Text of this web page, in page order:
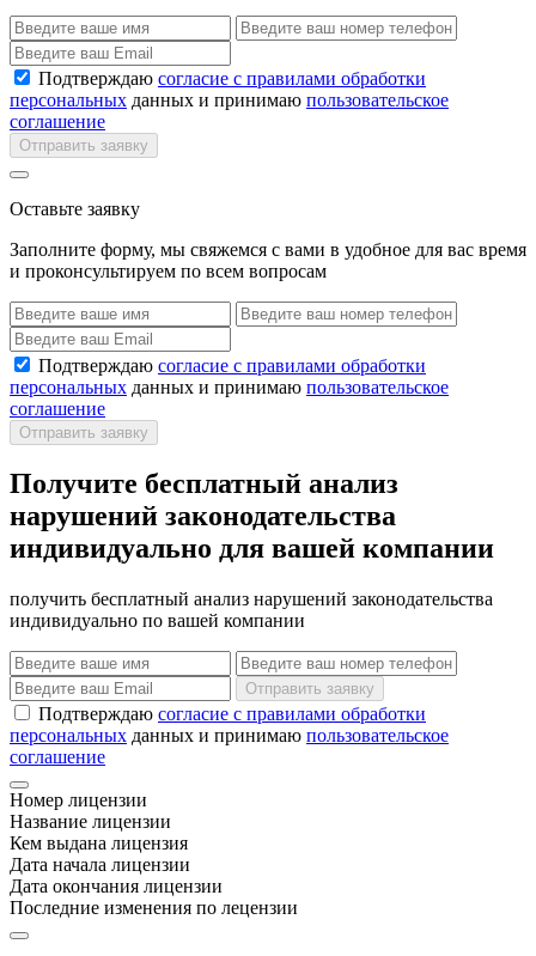
Подтверждаю согласие с правилами обработки
персональных данных и принимаю пользовательское
соглашение
Отправить заявку
Оставьте заявку
Заполните форму, мы свяжемся с вами в удобное для вас время
и проконсультируем по всем вопросам
Подтверждаю согласие с правилами обработки
персональных данных и принимаю пользовательское
соглашение
Отправить заявку
Получите бесплатный анализ
нарушений законодательства
индивидуально для вашей компании
получить бесплатный анализ нарушений законодательства
индивидуально по вашей компании
Отправить заявку
Подтверждаю согласие с правилами обработки
персональных данных и принимаю пользовательское
соглашение
Номер лицензии
Название лицензии
Кем выдана лицензия
Дата начала лицензии
Дата окончания лицензии
Последние изменения по лецензии